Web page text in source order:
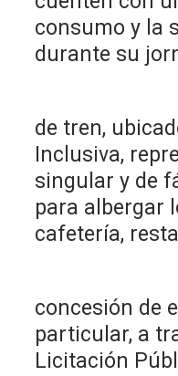
consumo y la
durante su
Que
de tren,
Inclusiva,
singular y de
para albergar
cafetería,
concesión de
particular, a
Licitación